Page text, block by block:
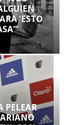
‘ESTO
PELEAR